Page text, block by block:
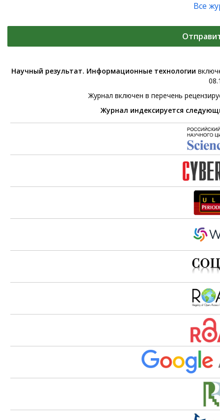
Все
Научный результат. Информационные технологии
Журнал включен в перечень
Журнал индексируется